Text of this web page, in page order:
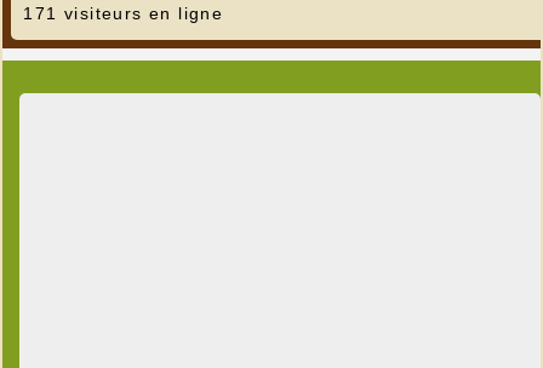
171 visiteurs en ligne